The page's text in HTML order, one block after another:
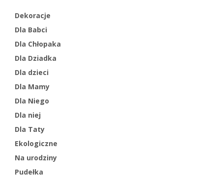
Dekoracje
Dla Babci
Dla Chłopaka
Dla Dziadka
Dla dzieci
Dla Mamy
Dla Niego
Dla niej
Dla Taty
Ekologiczne
Na urodziny
Pudełka